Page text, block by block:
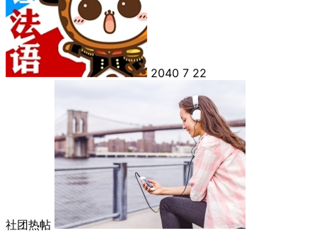
2040 7 22
社团热帖